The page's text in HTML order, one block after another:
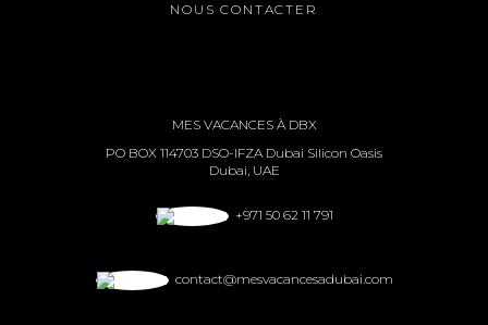
NOUS CONTACTER
MES VACANCES À DBX
PO BOX 114703 DSO-IFZA Dubai Silicon Oasis
Dubai, UAE
+971 50 62 11 791
contact@mesvacancesadubai.com